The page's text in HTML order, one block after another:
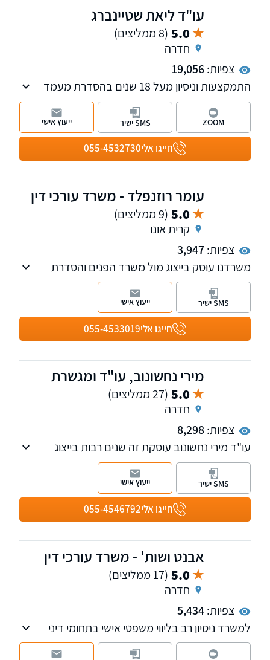
עו"ד ליאת שטיינברג
5.0 (8 ממליצים)
חדרה
צפיות:19,056
התמקצעות וניסיון מעל 18 שנים בהסדרת מעמד
בישראל: נישואין, בני זוג ללא נישואין, טעמים
הומניטריים, אלמנות אזרחים ישראליים, בני
משפחה מחו"ל מסורבי כניסה.
חייגו אלי055-4532730
ZOOM SMS ישיר ייעוץ אישי
עומר רוזנפלד - משרד עורכי דין
5.0 (9 ממליצים)
קרית אונו
צפיות:3,947
משרדנו עוסק בייצוג מול משרד הפנים והסדרת
מעמד בישראל, דיני עבודה וכן הנפקה והשבה של
רישיונות נשק.
חייגו אלי055-4533019
SMS ישיר ייעוץ אישי
מירי נחשונוב, עו"ד ומגשרת
5.0 (27 ממליצים)
חדרה
צפיות:8,298
עו"ד מירי נחשונוב עוסקת זה שנים רבות בייצוג
לקוחות מול משרד הפנים - רשות האוכלוסין
וההגירה, ומביאה עמה ידע משפטי מעמיק, ניסיון
רב שנים ויכולת מוכחת להתמודדות עם חסמים
בירוקרטיים מורכבים.חייגו אלי055-4546792
SMS ישיר ייעוץ אישי
אבנט ושות' - משרד עורכי דין
5.0 (17 ממליצים)
חדרה
צפיות:5,434
למשרד ניסיון רב בליווי משפטי אישי בתחומי דיני
עבודה, הסדרת מעמד ואזרחות בישראל, תאונות
דרכים ועבודה, ועריכת חבילות משפטיות לגיל